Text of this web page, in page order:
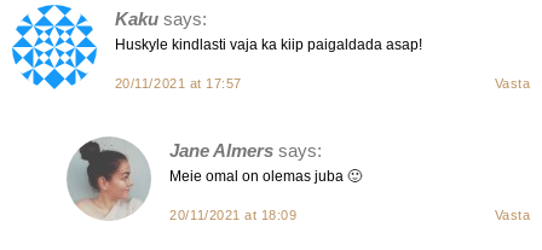
Kaku says:
Huskyle kindlasti vaja ka kiip paigaldada asap!
20/11/2021 at 17:57 Vasta
Jane Almers says:
Meie omal on olemas juba 🙂
20/11/2021 at 18:09 Vasta